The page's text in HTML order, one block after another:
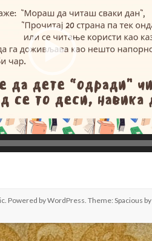
. Powered byWordPress . Theme: Spacious by